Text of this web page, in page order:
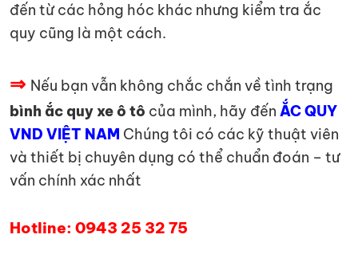
đến từ các hỏng hóc khác nhưng kiểm tra ắc
quy cũng là một cách.
⇒ Nếu bạn vẫn không chắc chắn về tình trạng
bình ắc quy xe ô tô của mình, hãy đến ẮC QUY
VND VIỆT NAM Chúng tôi có các kỹ thuật viên
và thiết bị chuyên dụng có thể chuẩn đoán – tư
vấn chính xác nhất
Hotline: 0943 25 32 75